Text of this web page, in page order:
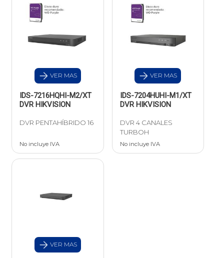
VER MAS
IDS-7216HQHI-M2/XT
DVR HIKVISION
DVR PENTAHÍBRIDO 16
No incluye IVA
VER MAS
IDS-7204HUHI-M1/XT
DVR HIKVISION
DVR 4 CANALES
TURBOH
No incluye IVA
VER MAS